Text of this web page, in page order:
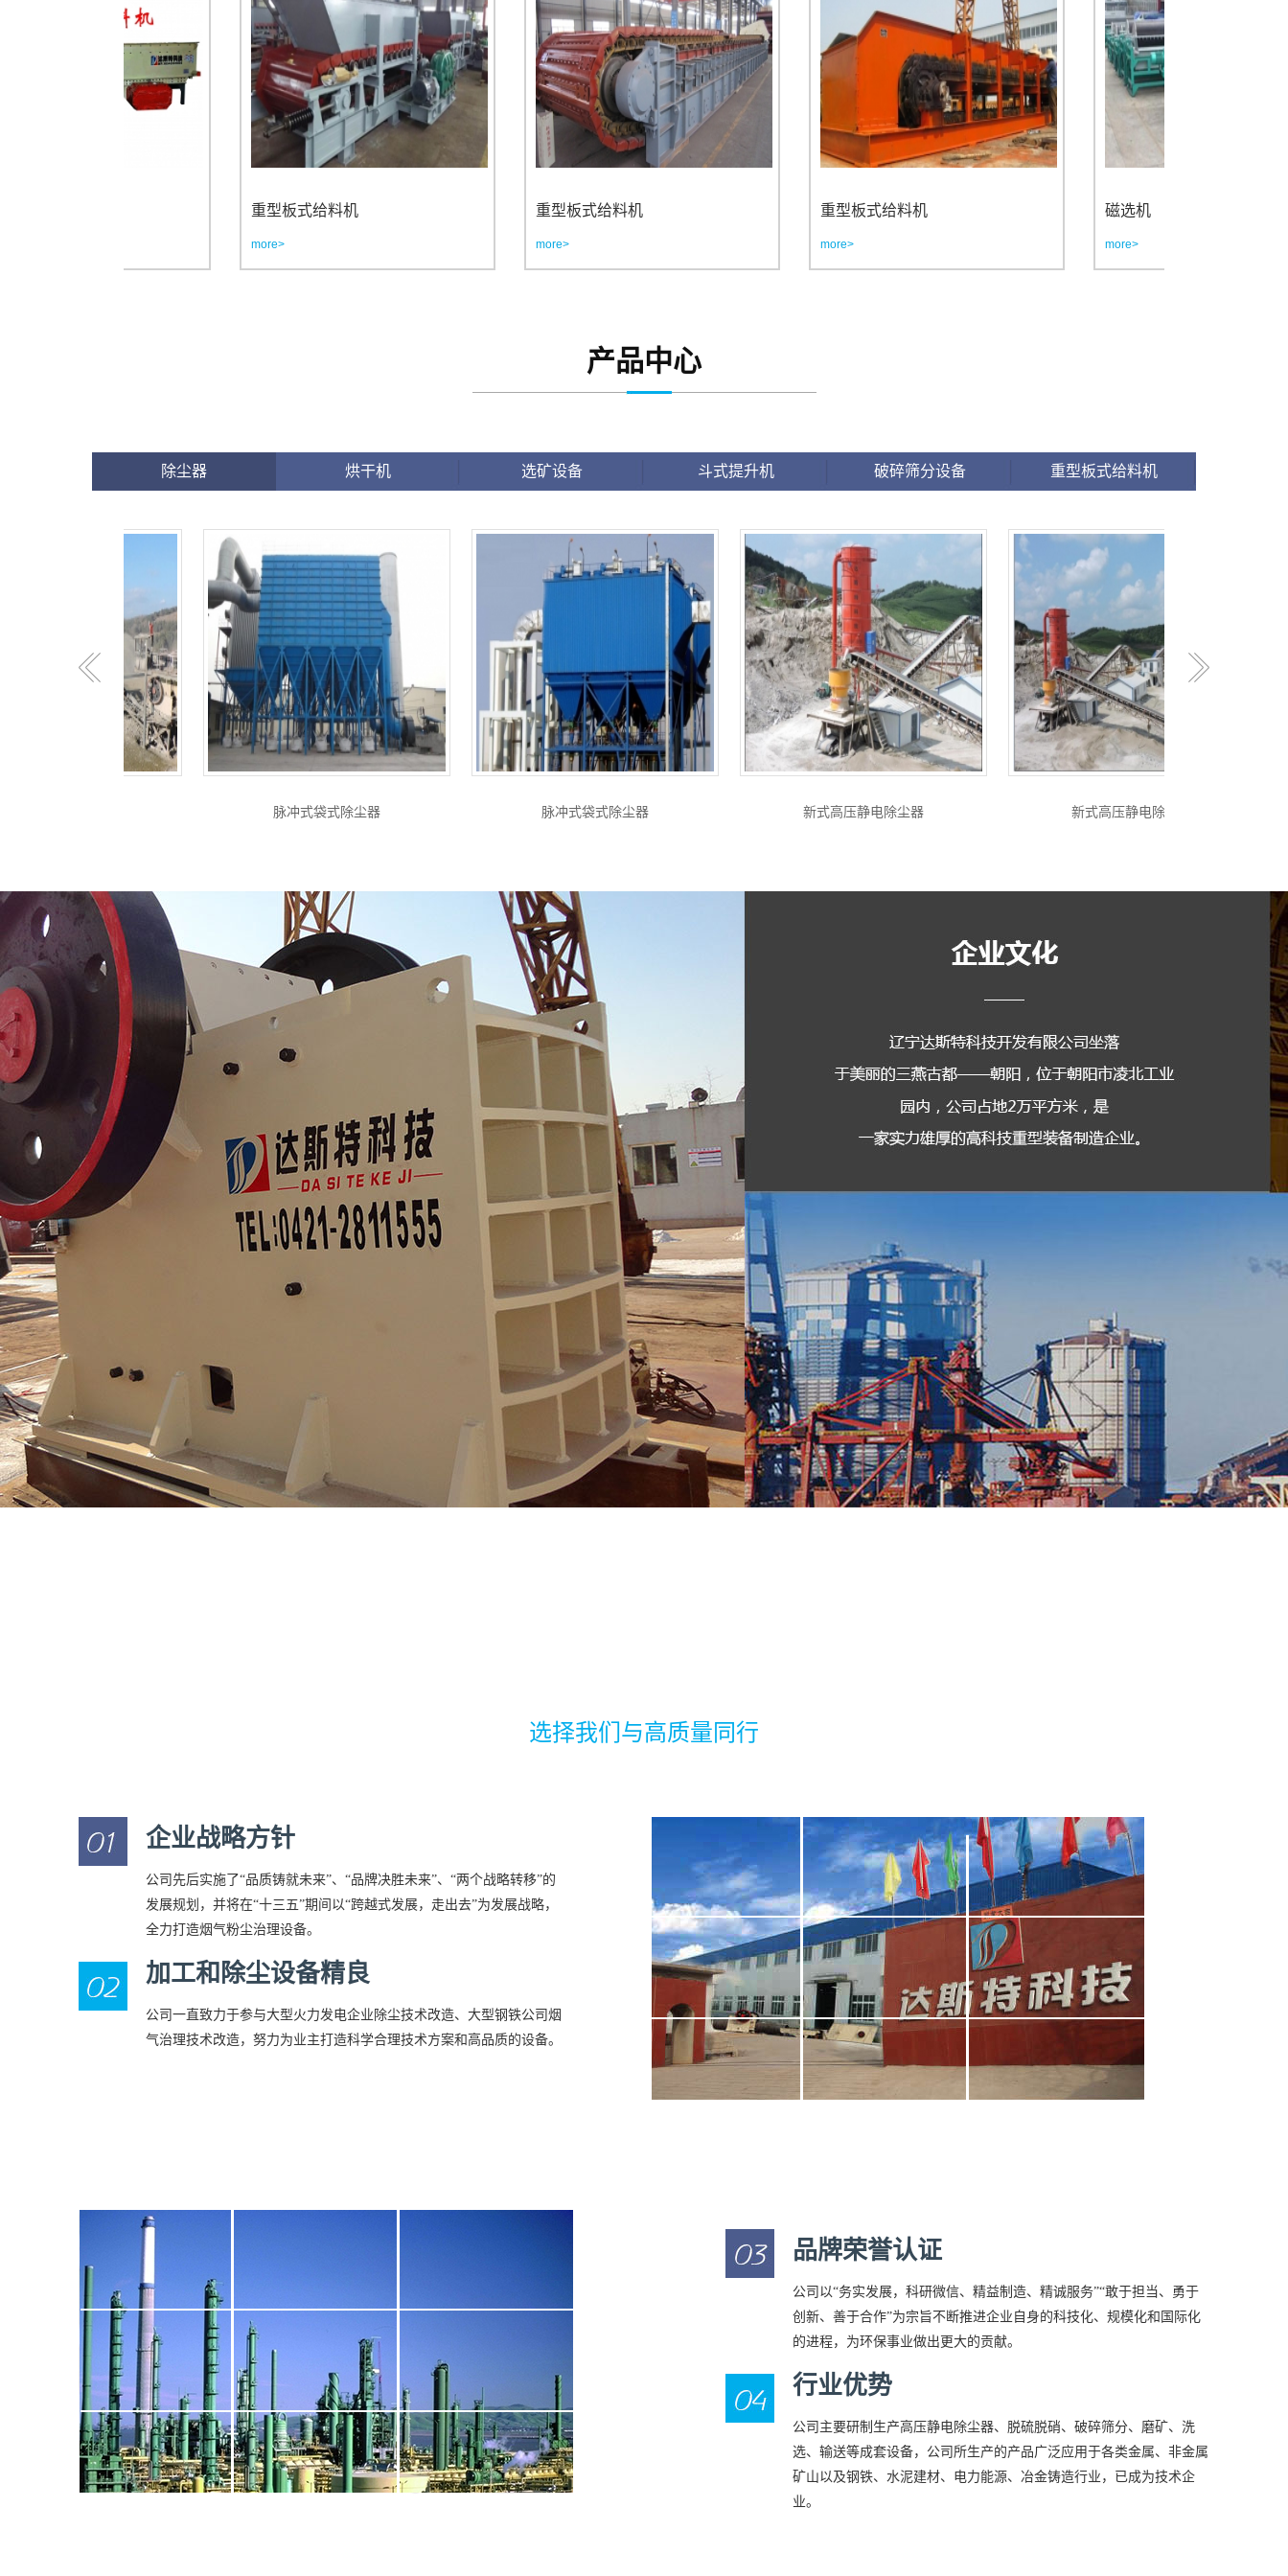
重型板式给料机 重型板式给料机 重型板式给料机
产品中心
除尘器 烘干机 选矿设备 斗式提升机 破碎筛分设备 重型板式给料机
脉冲式袋式除尘器 脉冲式袋式除尘器 新式高压静电除尘器 新式高压静电除尘器
选择我们与高质量同行
企业战略方针
公司先后实施了“品质铸就未来”、“品牌决胜未来”、“两个战略转移”的
发展规划，并将在“十三五”期间以“跨越式发展，走出去”为发展战略，
全力打造烟气粉尘治理设备。
加工和除尘设备精良
公司一直致力于参与大型火力发电企业除尘技术改造、大型钢铁公司烟
气治理技术改造，努力为业主打造科学合理技术方案和高品质的设备。
品牌荣誉认证
公司以“务实发展，科研微信、精益制造、精诚服务”“敢于担当、勇于
创新、善于合作”为宗旨不断推进企业自身的科技化、规模化和国际化
的进程，为环保事业做出更大的贡献。
行业优势
公司主要研制生产高压静电除尘器、脱硫脱硝、破碎筛分、磨矿、洗
选、输送等成套设备，公司所生产的产品广泛应用于各类金属、非金属
矿山以及钢铁、水泥建材、电力能源、冶金铸造行业，已成为技术企
业。